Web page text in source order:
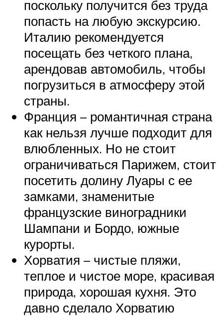
поскольку получится без труда
попасть на любую экскурсию.
Италию рекомендуется
посещать без четкого плана,
арендовав автомобиль, чтобы
погрузиться в атмосферу этой
страны.
Франция – романтичная страна
как нельзя лучше подходит для
влюбленных. Но не стоит
ограничиваться Парижем, стоит
посетить долину Луары с ее
замками, знаменитые
французские виноградники
Шампани и Бордо, южные
курорты.
Хорватия – чистые пляжи,
теплое и чистое море, красивая
природа, хорошая кухня. Это
давно сделало Хорватию